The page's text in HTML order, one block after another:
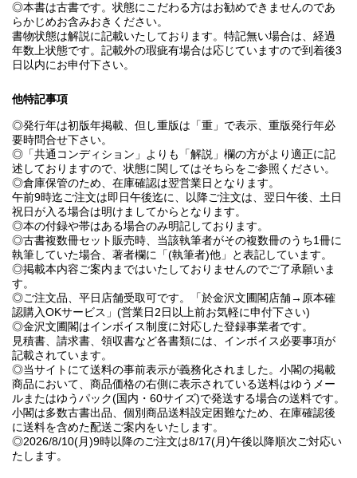
◎本書は古書です。状態にこだわる方はお勧めできませんのであ
らかじめお含みおきください。
書物状態は解説に記載いたしております。特記無い場合は、経過
年数上状態です。記載外の瑕疵有場合は応じていますので到着後3
日以内にお申付下さい。
他特記事項
◎発行年は初版年掲載、但し重版は「重」で表示、重版発行年必
要時問合せ下さい。
◎「共通コンディション」よりも「解説」欄の方がより適正に記
述しておりますので、状態に関してはそちらをご参照ください。
◎倉庫保管のため、在庫確認は翌営業日となります。
午前9時迄ご注文は即日午後迄に、以降ご注文は、翌日午後、土日
祝日が入る場合は明けましてからとなります。
◎本の付録や帯はある場合のみ明記しております。
◎古書複数冊セット販売時、当該執筆者がその複数冊のうち1冊に
執筆していた場合、著者欄に「(執筆者)他」と表記しています。
◎掲載本内容ご案内まではいたしておりませんのでご了承願いま
す。
◎ご注文品、平日店舗受取可です。「於金沢文圃閣店舗→原本確
認購入OKサービス」(営業日2日以上前お気軽に申付下さい)
◎金沢文圃閣はインボイス制度に対応した登録事業者です。
見積書、請求書、領収書など各書類には、インボイス必要事項が
記載されています。
◎当サイトにて送料の事前表示が義務化されました。小閣の掲載
商品において、商品価格の右側に表示されている送料はゆうメー
ルまたはゆうパック(国内・60サイズ)で発送する場合の送料です。
小閣は多数古書出品、個別商品送料設定困難なため、在庫確認後
に送料を含めた配送ご案内をいたします。
◎2026/8/10(月)9時以降のご注文は8/17(月)午後以降順次ご対応い
たします。